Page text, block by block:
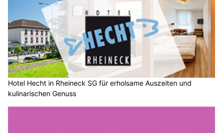
Hotel Hecht in Rheineck SG für erholsame Auszeiten und
kulinarischen Genuss